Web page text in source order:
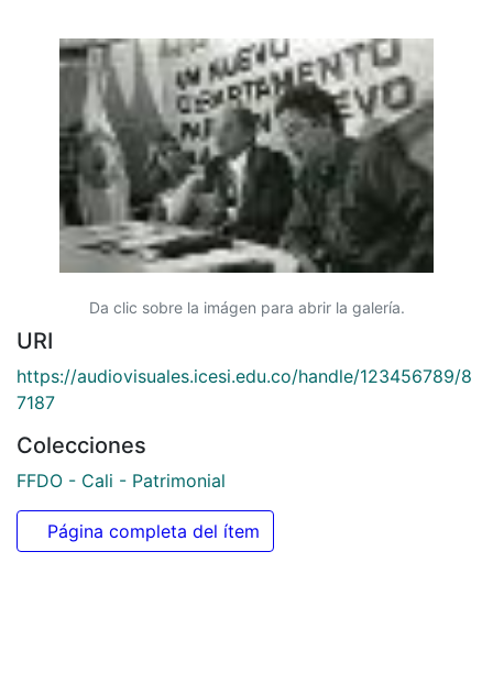
Da clic sobre la imágen para abrir la galería.
URI
https://audiovisuales.icesi.edu.co/handle/123456789/8
7187
Colecciones
FFDO - Cali - Patrimonial
Página completa del ítem